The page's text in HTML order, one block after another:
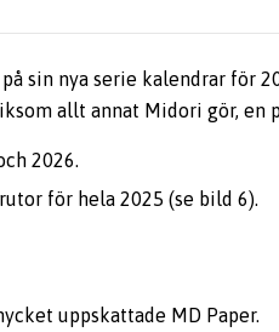
sin nya serie kalendrar för
allt annat Midori gör, en
2026.
för hela 2025 (se bild 6).
uppskattade MD Paper.